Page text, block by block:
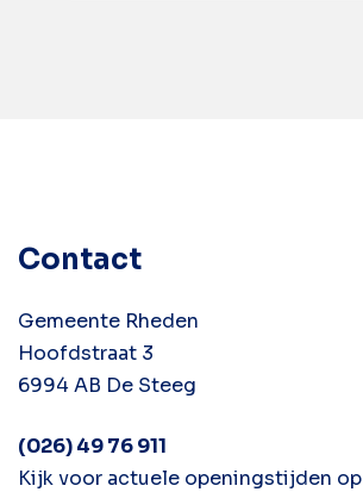
Contact
Gemeente Rheden
Hoofdstraat 3
6994 AB De Steeg
(026) 49 76 911
Kijk voor actuele openingstijden op